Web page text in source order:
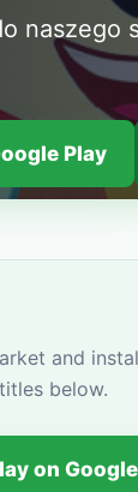
naszego
Play
and
below.
on